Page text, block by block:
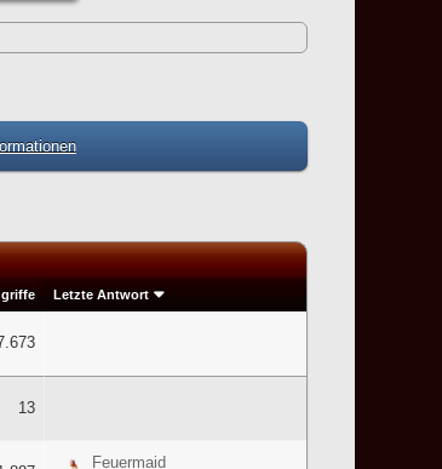
Letzte Antwort
13
Feuermaid